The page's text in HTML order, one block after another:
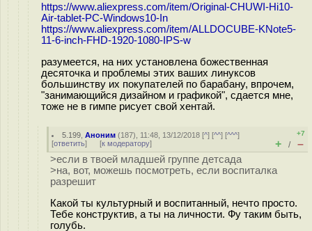
https://www.aliexpress.com/item/Original-CHUWI-Hi10-
Air-tablet-PC-Windows10-In
https://www.aliexpress.com/item/ALLDOCUBE-KNote5-
11-6-inch-FHD-1920-1080-IPS-w
разумеется, на них установлена божественная
десяточка и проблемы этих ваших линуксов
большинству их покупателей по барабану, впрочем,
"занимающийся дизайном и графикой", сдается мне,
тоже не в гимпе рисует свой хентай.
5.199 ,Аноним (187), 11:48, 13/12/2018 [^] [^^] [^^^]
[ответить] [к модератору]
+7
+ / –
>если в твоей младшей группе детсада
>на, вот, можешь посмотреть, если воспиталка
разрешит
Какой ты культурный и воспитанный, нечто просто.
Тебе конструктив, а ты на личности. Фу таким быть,
голубь.